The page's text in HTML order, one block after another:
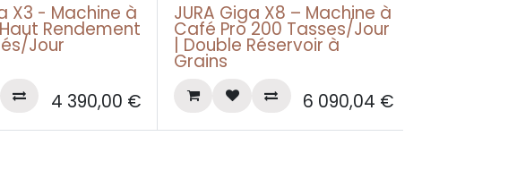
X3 - Machine à
Rendement
Jour
4 390,00 € Leasing pro àpd 199€
JURA Giga X8 – Machine à
Café Pro 200 Tasses/Jour
| Double Réservoir à
Grains
6 090,04 €